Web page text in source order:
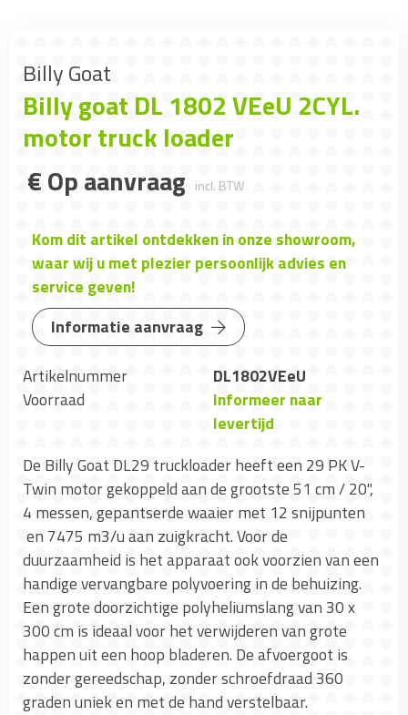
Billy Goat
Billy goat DL 1802 VEeU 2CYL.
motor truck loader
€Op aanvraag incl. BTW
Kom dit artikel ontdekken in onze showroom,
waar wij u met plezier persoonlijk advies en
service geven!
Informatie aanvraag
Artikelnummer
DL1802VEeU
Voorraad
Informeer naar
levertijd
De Billy Goat DL29 truckloader heeft een 29 PK V-
Twin motor gekoppeld aan de grootste 51 cm / 20",
4 messen, gepantserde waaier met 12 snijpunten
en 7475 m3/u aan zuigkracht. Voor de
duurzaamheid is het apparaat ook voorzien van een
handige vervangbare polyvoering in de behuizing.
Een grote doorzichtige polyheliumslang van 30 x
300 cm is ideaal voor het verwijderen van grote
happen uit een hoop bladeren. De afvoergoot is
zonder gereedschap, zonder schroefdraad 360
graden uniek en met de hand verstelbaar.